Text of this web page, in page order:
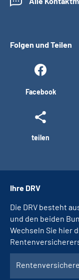
Folgen und Teilen
Facebook
teilen
Ihre DRV
Die DRV besteht
und den beiden
Wechseln Sie hier